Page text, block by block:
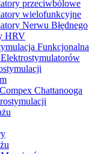
przeciwbólowe
wielofunkcyjne
Nerwu Błędnego
HRV
Funkcjonalna
Chattanooga